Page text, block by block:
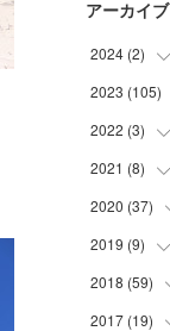
アーカイブ
2024 (2)
(1)
(
)
2023 (105)
(
15)
(
29 )
(32
)
(
29
2022 (3)
(
)
(1
(
)
2021 (8)
(5
(
)
(2
2020 (37)
(
)
(8
(21
)
2019 (9)
(9
2018 (59)
(1
2017 (19)